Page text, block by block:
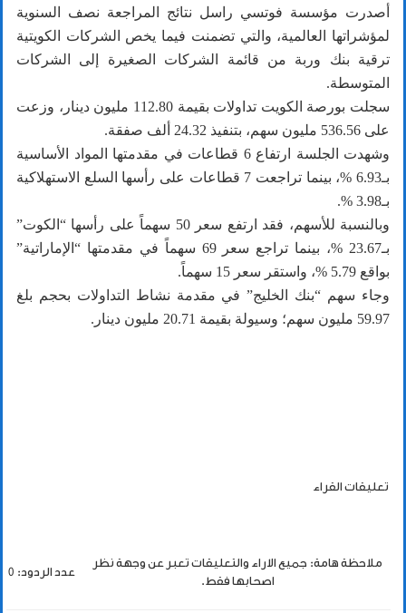
أصدرت مؤسسة فوتسي راسل نتائج المراجعة نصف السنوية
لمؤشراتها العالمية، والتي تضمنت فيما يخص الشركات الكويتية
ترقية بنك وربة من قائمة الشركات الصغيرة إلى الشركات
المتوسطة.
سجلت بورصة الكويت تداولات بقيمة 112.80 مليون دينار، وزعت
على 536.56 مليون سهم، بتنفيذ 24.32 ألف صفقة.
وشهدت الجلسة ارتفاع 6 قطاعات في مقدمتها المواد الأساسية
بـ6.93 %، بينما تراجعت 7 قطاعات على رأسها السلع الاستهلاكية
بـ3.98 %.
وبالنسبة للأسهم، فقد ارتفع سعر 50 سهماً على رأسها “الكوت”
بـ23.67 %، بينما تراجع سعر 69 سهماً في مقدمتها “الإماراتية”
بواقع 5.79 %، واستقر سعر 15 سهماً.
وجاء سهم “بنك الخليج” في مقدمة نشاط التداولات بحجم بلغ
59.97 مليون سهم؛ وسيولة بقيمة 20.71 مليون دينار.
تعليقات القراء
ملاحظة هامة: جميع الاراء والتعليقات تعبر عن وجهة نظر
اصحابها فقط.
عدد الردود: 0